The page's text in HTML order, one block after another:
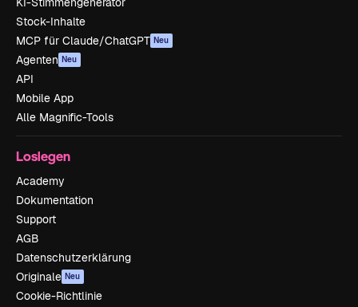
Stock-Inhalte
MCP für Claude/ChatGPT Neu
Agenten Neu
API
Mobile App
Alle Magnific-Tools
Loslegen
Academy
Dokumentation
Support
AGB
Datenschutzerklärung
Originale Neu
Cookie-Richtlinie